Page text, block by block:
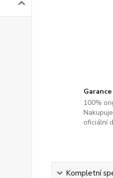
100%
oficiální
Kompletní